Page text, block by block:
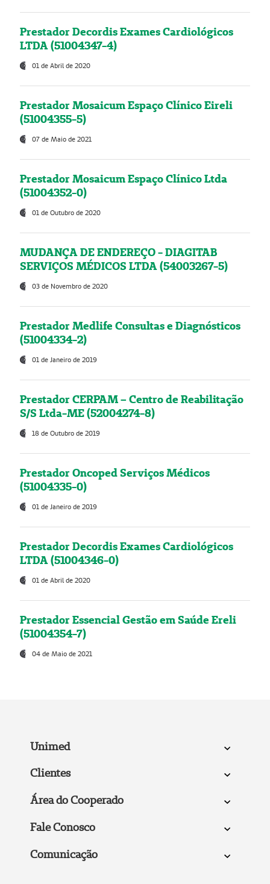
Prestador Decordis Exames Cardiológicos
LTDA (51004347-4)
01 de Abril de 2020
Prestador Mosaicum Espaço Clínico Eireli
(51004355-5)
07 de Maio de 2021
Prestador Mosaicum Espaço Clínico Ltda
(51004352-0)
01 de Outubro de 2020
MUDANÇA DE ENDEREÇO - DIAGITAB
SERVIÇOS MÉDICOS LTDA (54003267-5)
03 de Novembro de 2020
Prestador Medlife Consultas e Diagnósticos
(51004334-2)
01 de Janeiro de 2019
Prestador CERPAM – Centro de Reabilitação
S/S Ltda-ME (52004274-8)
18 de Outubro de 2019
Prestador Oncoped Serviços Médicos
(51004335-0)
01 de Janeiro de 2019
Prestador Decordis Exames Cardiológicos
LTDA (51004346-0)
01 de Abril de 2020
Prestador Essencial Gestão em Saúde Ereli
(51004354-7)
04 de Maio de 2021
Unimed
Clientes
Área do Cooperado
Fale Conosco
Comunicação